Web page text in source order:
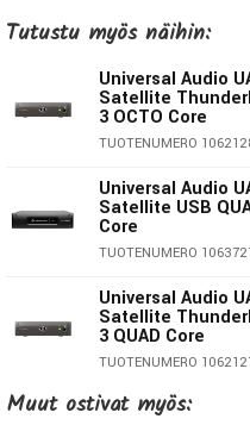
verkkokaupasta
Tutustu myös näihin:
Universal Audio
Satellite
3 OCTO Core
TUOTENUMERO
Universal Audio
Satellite USB
Core
TUOTENUMERO
Universal Audio
Satellite
3 QUAD Core
TUOTENUMERO
Universal Audio
Muut ostivat myös: